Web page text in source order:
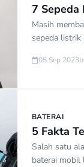
7
Masih
sepeda listrik
Jika ada
05 Sep 2023
BATERAI
5 Fakta
Salah satu
baterai mobil